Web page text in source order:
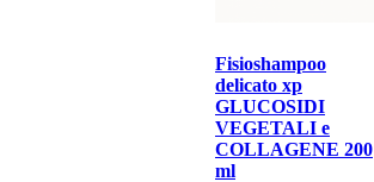
Fisioshampoo
delicato xp
GLUCOSIDI
VEGETALI e
COLLAGENE 200
ml